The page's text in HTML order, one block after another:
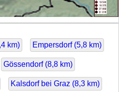
km) Empersdorf (5,8 km)
Gössendorf (8,8 km)
Kalsdorf bei Graz (8,3 km)